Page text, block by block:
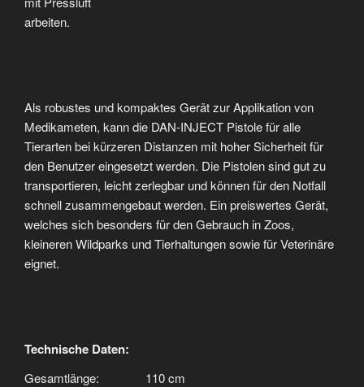
arbeiten.
Als robustes und kompaktes Gerät zur Applikation von
Medikameten, kann die DAN-INJECT Pistole für alle
Tierarten bei kürzeren Distanzen mit hoher Sicherheit für
den Benutzer eingesetzt werden. Die Pistolen sind gut zu
transportieren, leicht zerlegbar und können für den Notfall
schnell zusammengebaut werden. Ein preiswertes Gerät,
welches sich besonders für den Gebrauch in Zoos,
kleineren Wildparks und Tierhaltungen sowie für Veterinäre
eignet.
Technische Daten:
Gesamtlänge:
110 cm